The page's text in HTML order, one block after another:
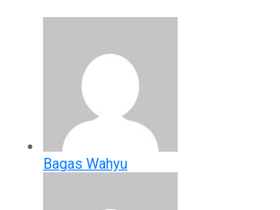
Bagas Wahyu